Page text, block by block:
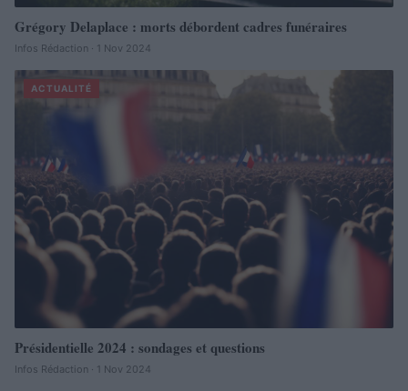
Grégory Delaplace : morts débordent cadres funéraires
Infos Rédaction · 1 Nov 2024
ACTUALITÉ
Présidentielle 2024 : sondages et questions
Infos Rédaction · 1 Nov 2024